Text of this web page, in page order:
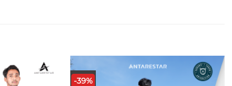
-39%